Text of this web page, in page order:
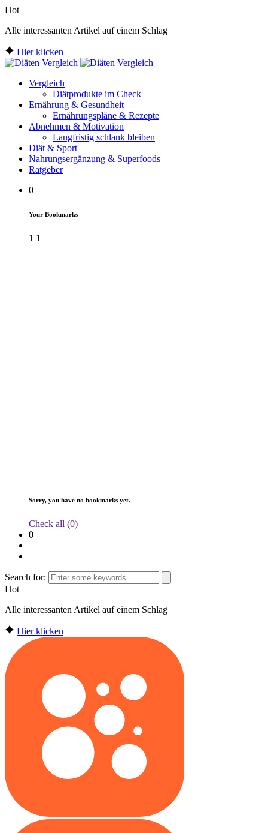
Hot
Alle interessanten Artikel auf einem Schlag
Hier klicken
Vergleich
Diätprodukte im Check
Ernährung & Gesundheit
Ernährungspläne & Rezepte
Abnehmen & Motivation
Langfristig schlank bleiben
Diät & Sport
Nahrungsergänzung & Superfoods
Ratgeber
0
Your Bookmarks
1 1
Sorry, you have no bookmarks yet.
Check all (0)
0
Search for:
Hot
Alle interessanten Artikel auf einem Schlag
Hier klicken